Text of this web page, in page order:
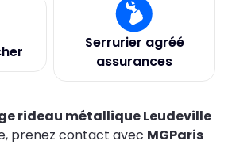
Serrurier agréé
assurances
rideau métallique Leudeville
prenez contact avec MGParis